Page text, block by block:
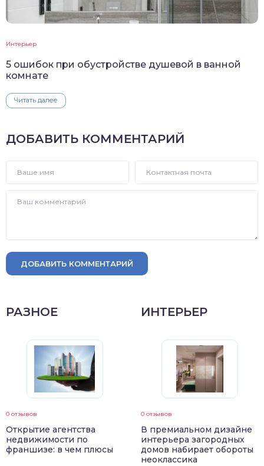
Интерьер
5 ошибок при обустройстве душевой в ванной
комнате
Читать далее
ДОБАВИТЬ КОММЕНТАРИЙ
ДОБАВИТЬ КОММЕНТАРИЙ
РАЗНОЕ
0 отзывов
Открытие агентства
недвижимости по
франшизе: в чем плюсы
ИНТЕРЬЕР
0 отзывов
В премиальном дизайне
интерьера загородных
домов набирает обороты
неоклассика